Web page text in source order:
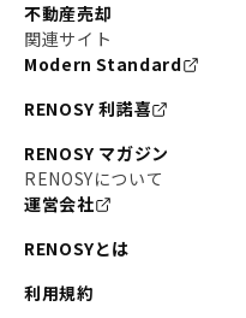
不動産売却
関連サイト
Modern Standard
RENOSY 利諾喜
RENOSY マガジン
RENOSYについて
運営会社
RENOSYとは
利用規約